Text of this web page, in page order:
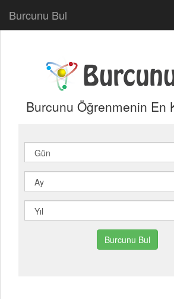
Burcunu Bul
Burcunu Öğrenmenin En